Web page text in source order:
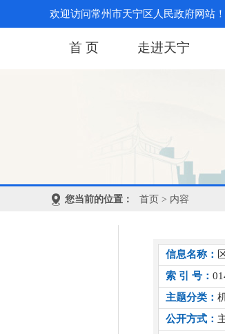
欢迎访问常州市天宁区人民政府网站！
首 页 走进天宁
您当前的位置： 首页 > 内容
信息名称：
索 引 号：
主题分类：
公开方式：